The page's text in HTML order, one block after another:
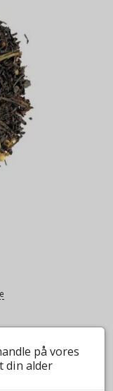
på vores
din alder